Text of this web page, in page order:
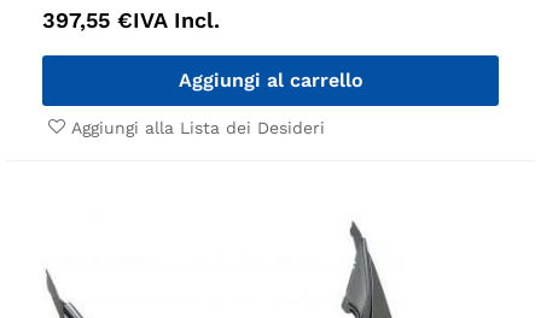
397,55 €IVA Incl.
Aggiungi al carrello
Aggiungi alla Lista dei Desideri